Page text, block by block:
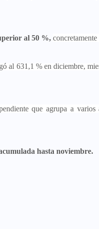
al 50 %,
al 631,1 % en diciembre,
que agrupa a varios
hasta noviembre.